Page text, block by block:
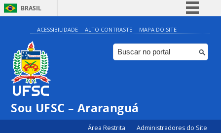
BRASIL
Simplifique!
Comunica BR
Participe
ACESSIBILIDADE ALTO CONTRASTE MAPA DO SITE
Sou UFSC – Araranguá
Área Restrita Administradores do Site